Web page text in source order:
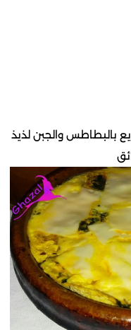
بالبطاطس والجبن لذيذ